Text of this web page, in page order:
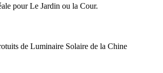
pour Le Jardin ou la Cour.
de Luminaire Solaire de la Chine